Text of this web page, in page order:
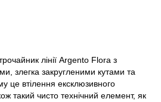
лінії Argento Flora з
злегка закругленими кутами та
це втілення ексклюзивного
такий чисто технічний елемент, як